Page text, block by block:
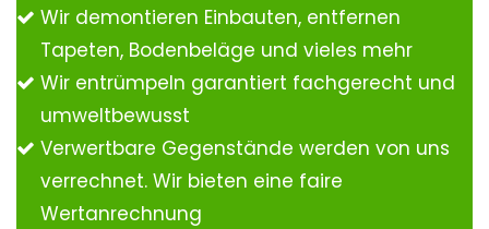
Wir demontieren Einbauten, entfernen
Tapeten, Bodenbeläge und vieles mehr
Wir entrümpeln garantiert fachgerecht und
umweltbewusst
Verwertbare Gegenstände werden von uns
verrechnet. Wir bieten eine faire
Wertanrechnung